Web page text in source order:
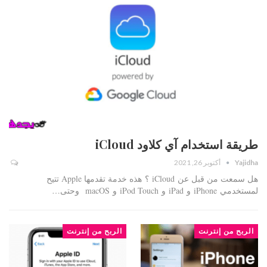
طريقة استخدام آي كلاود iCloud
Yajidha أكتوبر 26, 2021
هل سمعت من قبل عن iCloud ؟ هذه خدمة تقدمها Apple تتيح
لمستخدمي iPhone و iPad و iPod Touch و macOS وحتى…
الربح من إنترنت الربح من إنترنت